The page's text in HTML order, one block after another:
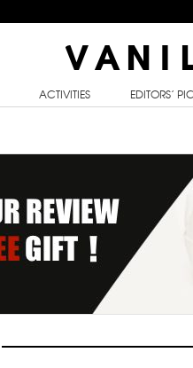
ACTIVITIES EDITORS’